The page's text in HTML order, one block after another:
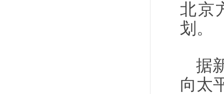
北京
划。
据
向太